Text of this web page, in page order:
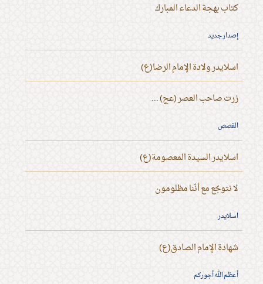
كتاب بهجة الدعاء المبارك
إصدار جديد
اسلايدر ولادة الإمام الرضا(ع)
زرت صاحب العصر (عج) ...
القصص
اسلايدر السيدة المعصومة(ع)
لا نتوجّع مع أنّنا مظلومون
اسلايدر
شهادة الإمام الصادق(ع)
أعظم الله أجوركم